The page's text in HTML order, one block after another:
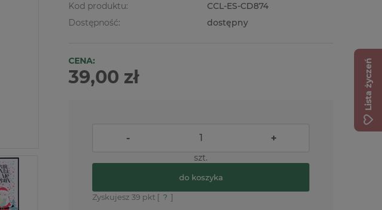
Kod produktu:
CCL-ES-CD874
Dostępność:
dostępny
CENA:
39,00 zł
- +
szt.
do koszyka
Zyskujesz 39 pkt [ ? ]
Lista życzeń